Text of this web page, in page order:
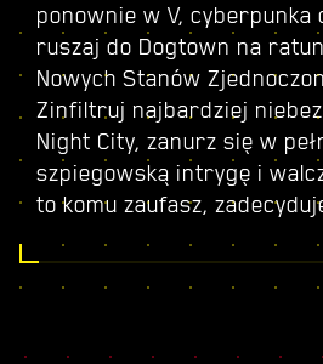
ponownie w V, cyberpunka
ruszaj do Dogtown na
Nowych Stanów
Zinfiltruj najbardziej
Night City, zanurz się w
szpiegowską intrygę i
to komu zaufasz,